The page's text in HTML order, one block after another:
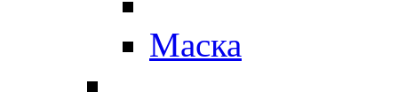
Маска